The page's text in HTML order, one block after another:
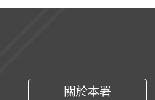
關於本署